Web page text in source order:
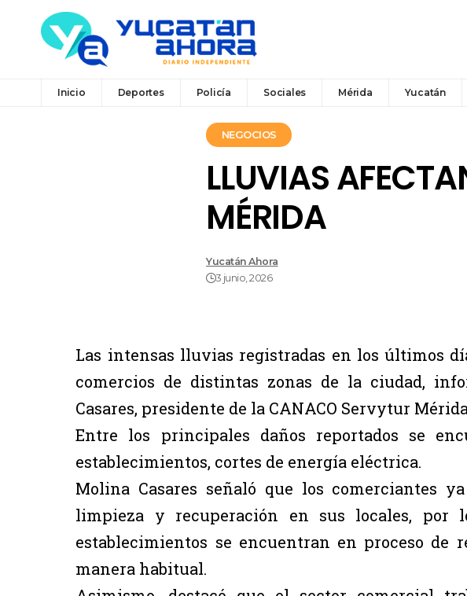
Inicio Deportes Policía Sociales Mérida Yucatán
NEGOCIOS
LLUVIAS
MÉRIDA
Yucatán Ahora
3 junio, 2026
Las intensas lluvias registradas en los últimos
comercios de distintas zonas de la ciudad,
Casares, presidente de la CANACO Servytur
Entre los principales daños reportados se
establecimientos, cortes de energía eléctrica.
Molina Casares señaló que los comerciantes
limpieza y recuperación en sus locales, por
establecimientos se encuentran en proceso de
manera habitual.